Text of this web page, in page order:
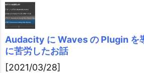
Audacity に Waves の Plugin を
に苦労したお話
[2021/03/28]